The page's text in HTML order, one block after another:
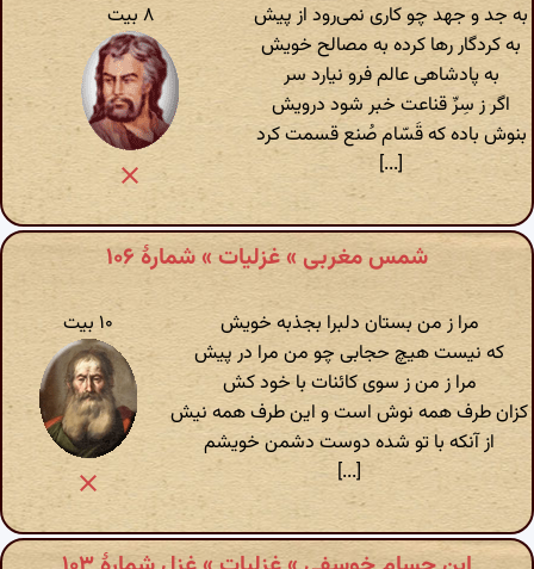
به جد و جهد چو کاری نمی‌رود از پیش
به کردگار رها کرده به مصالح خویش
به پادشاهی عالم فرو نیارد سر
اگر ز سِرِّ قناعت خبر شود درویش
بنوش باده که قَسّام صُنع قسمت کرد
[...]
۸ بیت
شمس مغربی » غزلیات » شمارهٔ ۱۰۶
مرا ز من بستان دلبرا بجذبه خویش
که نیست هیچ حجابی چو من مرا در پیش
مرا ز من ز سوی کائنات با خود کش
کزان طرف همه نوش است و این طرف همه نیش
از آنکه با تو شده دوست دشمن خویشم
[...]
۱۰ بیت